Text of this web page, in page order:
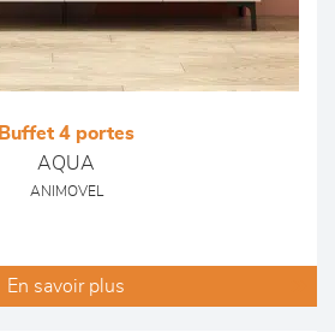
Buffet 4 portes
AQUA
ANIMOVEL
En savoir plus